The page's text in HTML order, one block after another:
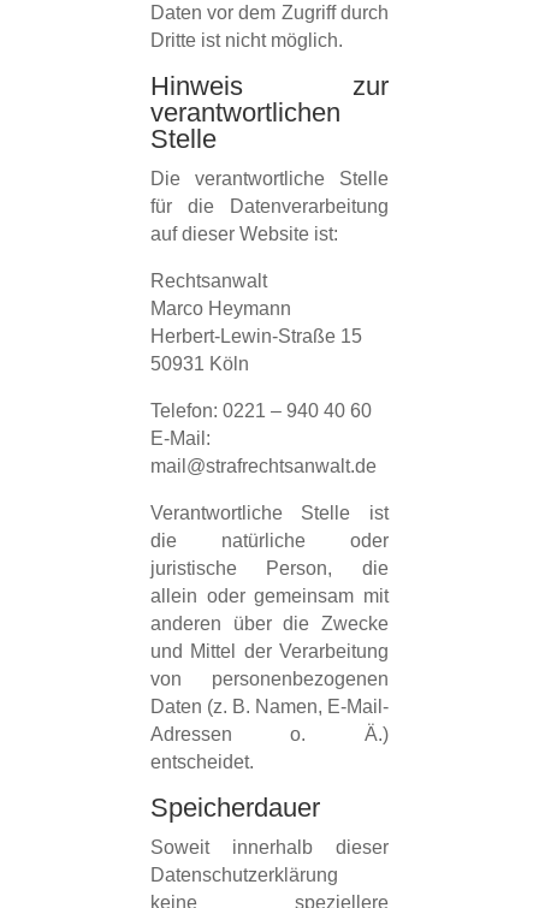
Daten vor dem Zugriff durch
Dritte ist nicht möglich.
Hinweis zur
verantwortlichen
Stelle
Die verantwortliche Stelle
für die Datenverarbeitung
auf dieser Website ist:
Rechtsanwalt
Marco Heymann
Herbert-Lewin-Straße 15
50931 Köln
Telefon: 0221 – 940 40 60
E-Mail:
mail@strafrechtsanwalt.de
Verantwortliche Stelle ist
die natürliche oder
juristische Person, die
allein oder gemeinsam mit
anderen über die Zwecke
und Mittel der Verarbeitung
von personenbezogenen
Daten (z. B. Namen, E-Mail-
Adressen o. Ä.)
entscheidet.
Speicherdauer
Soweit innerhalb dieser
Datenschutzerklärung
keine speziellere